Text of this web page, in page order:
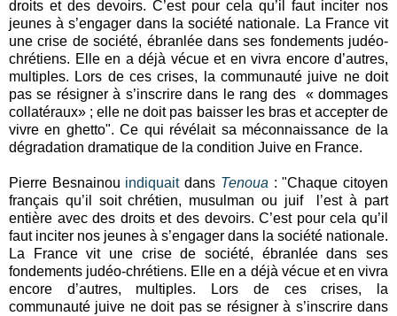
droits et des devoirs. C’est pour cela qu’il faut inciter nos
jeunes à s’engager dans la société nationale. La France vit
une crise de société, ébranlée dans ses fondements judéo-
chrétiens. Elle en a déjà vécue et en vivra encore d’autres,
multiples. Lors de ces crises, la communauté juive ne doit
pas se résigner à s’inscrire dans le rang des « dommages
collatéraux» ; elle ne doit pas baisser les bras et accepter de
vivre en ghetto". Ce qui révélait sa méconnaissance de la
dégradation dramatique de la condition Juive en France.
Pierre Besnainou indiquaitdans Tenoua : "Chaque citoyen
français qu’il soit chrétien, musulman ou juif l’est à part
entière avec des droits et des devoirs. C’est pour cela qu’il
faut inciter nos jeunes à s’engager dans la société nationale.
La France vit une crise de société, ébranlée dans ses
fondements judéo-chrétiens. Elle en a déjà vécue et en vivra
encore d’autres, multiples. Lors de ces crises, la
communauté juive ne doit pas se résigner à s’inscrire dans